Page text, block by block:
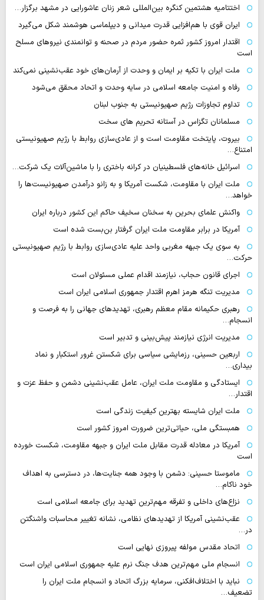
اختتامیه هشتمین کنگره بین‌المللی شعر زنان عاشورایی در مشهد برگزار…
ایران قوی با هم‌افزایی قدرت میدانی و دیپلماسی هوشمند شکل می‌گیرد
اقتدار امروز کشور ثمره حضور مردم در صحنه و توانمندی نیروهای مسلح
است
ملت ایران با تکیه بر ایمان و وحدت از آرمان‌های خود عقب‌نشینی نمی‌کند
رفاه و امنیت جامعه اسلامی در سایه وحدت و اتحاد محقق می‌شود
تداوم تجاوزات رژیم صهیونیستی به جنوب لبنان
مسلمانان تگزاس در آستانه تحریم های سخت
بیروت، پایتخت مقاومت است و از عادی‌سازی روابط با رژیم صهیونیستی
امتناع…
اسرائیل خانه‌های فلسطینیان در کرانه باختری را با ماشین‌آلات یک شرکت…
ملت ایران با مقاومت، شکست آمریکا و به زانو درآمدن صهیونیست‌ها را
خواهد…
واکنش علمای بحرین به سخنان سخیف حاکم این کشور درباره ایران
آمریکا در برابر مقاومت ملت ایران گرفتار بن‌بست شده است
به سوی یک جبهه مغربی واحد علیه عادی‌سازی روابط با رژیم صهیونیستی
حرکت…
اجرای قانون حجاب، نیازمند اقدام عملی مسئولان است
مدیریت تنگه هرمز اهرم اقتدار جمهوری اسلامی ایران است
رهبری حکیمانه مقام معظم رهبری، تهدیدهای جهانی را به فرصت و
انسجام…
مدیریت انرژی نیازمند پیش‌بینی و تدبیر است
اربعین حسینی، رزمایشی سیاسی برای شکستن غرور استکبار و نماد
بیداری…
ایستادگی و مقاومت ملت ایران، عامل عقب‌نشینی دشمن و حفظ عزت و
اقتدار…
ملت ایران شایسته بهترین کیفیت زندگی است
همبستگی ملی، حیاتی‌ترین ضرورت امروز کشور است
آمریکا در معادله قدرت مقابل ملت ایران و جبهه مقاومت، شکست خورده
است
ماموستا حسینی: دشمن با وجود همه جنایت‌ها، در دسترسی به اهداف
خود ناکام…
نزاع‌های داخلی و تفرقه مهم‌ترین تهدید برای جامعه اسلامی است
عقب‌نشینی آمریکا از تهدیدهای نظامی، نشانه تغییر محاسبات واشنگتن
در…
اتحاد مقدس مولفه پیروزی نهایی است
انسجام ملی مهم‌ترین هدف جنگ نرم علیه جمهوری اسلامی ایران است
نباید با اختلاف‌افکنی، سرمایه بزرگ اتحاد و انسجام ملت ایران را
تضعیف…